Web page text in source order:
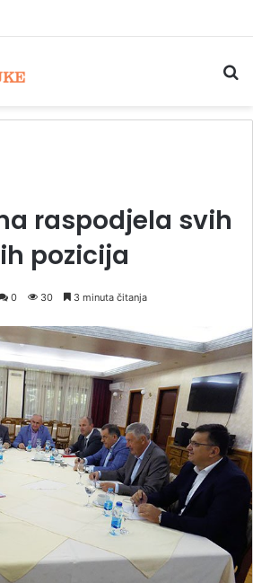
raspodjela svih
pozicija
0 30 3 minuta čitanja